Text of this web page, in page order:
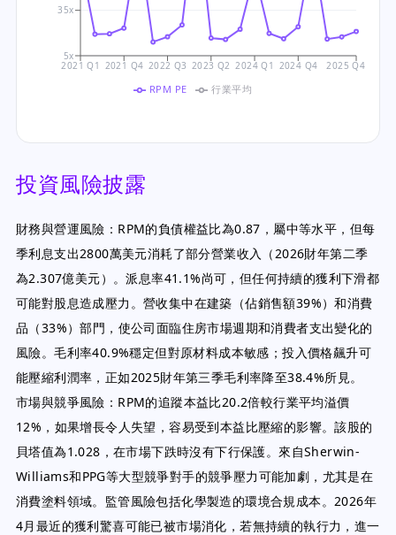
2021 Q1 2021 Q4 2022 Q3 2023 Q2 2024 Q1 2024 Q4 2025 Q4
5x
35x
RPM PE 行業平均
投資風險披露
財務與營運風險：RPM的負債權益比為0.87，屬中等水平，但每
季利息支出2800萬美元消耗了部分營業收入（2026財年第二季
為2.307億美元）。派息率41.1%尚可，但任何持續的獲利下滑都
可能對股息造成壓力。營收集中在建築（佔銷售額39%）和消費
品（33%）部門，使公司面臨住房市場週期和消費者支出變化的
風險。毛利率40.9%穩定但對原材料成本敏感；投入價格飆升可
能壓縮利潤率，正如2025財年第三季毛利率降至38.4%所見。
市場與競爭風險：RPM的追蹤本益比20.2倍較行業平均溢價
12%，如果增長令人失望，容易受到本益比壓縮的影響。該股的
貝塔值為1.028，在市場下跌時沒有下行保護。來自Sherwin-
Williams和PPG等大型競爭對手的競爭壓力可能加劇，尤其是在
消費塗料領域。監管風險包括化學製造的環境合規成本。2026年
4月最近的獲利驚喜可能已被市場消化，若無持續的執行力，進一